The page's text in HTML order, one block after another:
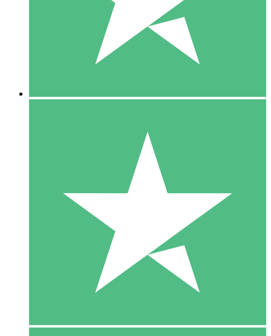
10 00
10 Descargas
20 00